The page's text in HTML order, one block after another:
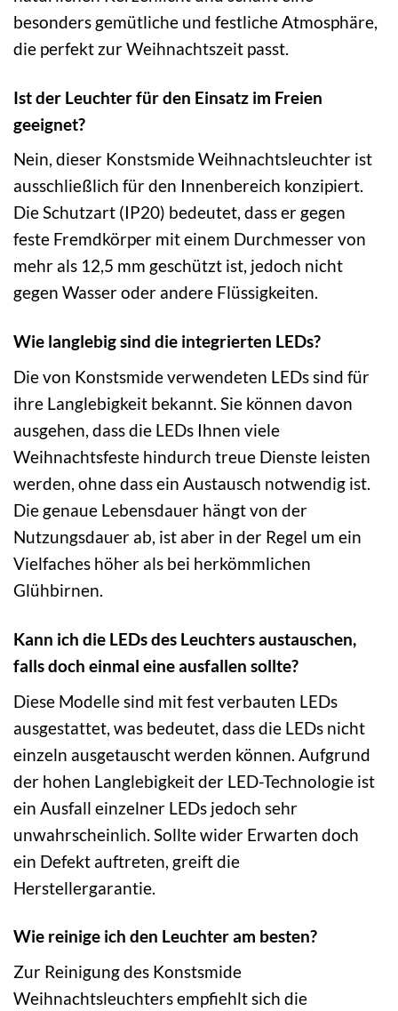
besonders gemütliche und festliche Atmosphäre,
die perfekt zur Weihnachtszeit passt.
Ist der Leuchter für den Einsatz im Freien
geeignet?
Nein, dieser Konstsmide Weihnachtsleuchter ist
ausschließlich für den Innenbereich konzipiert.
Die Schutzart (IP20) bedeutet, dass er gegen
feste Fremdkörper mit einem Durchmesser von
mehr als 12,5 mm geschützt ist, jedoch nicht
gegen Wasser oder andere Flüssigkeiten.
Wie langlebig sind die integrierten LEDs?
Die von Konstsmide verwendeten LEDs sind für
ihre Langlebigkeit bekannt. Sie können davon
ausgehen, dass die LEDs Ihnen viele
Weihnachtsfeste hindurch treue Dienste leisten
werden, ohne dass ein Austausch notwendig ist.
Die genaue Lebensdauer hängt von der
Nutzungsdauer ab, ist aber in der Regel um ein
Vielfaches höher als bei herkömmlichen
Glühbirnen.
Kann ich die LEDs des Leuchters austauschen,
falls doch einmal eine ausfallen sollte?
Diese Modelle sind mit fest verbauten LEDs
ausgestattet, was bedeutet, dass die LEDs nicht
einzeln ausgetauscht werden können. Aufgrund
der hohen Langlebigkeit der LED-Technologie ist
ein Ausfall einzelner LEDs jedoch sehr
unwahrscheinlich. Sollte wider Erwarten doch
ein Defekt auftreten, greift die
Herstellergarantie.
Wie reinige ich den Leuchter am besten?
Zur Reinigung des Konstsmide
Weihnachtsleuchters empfiehlt sich die